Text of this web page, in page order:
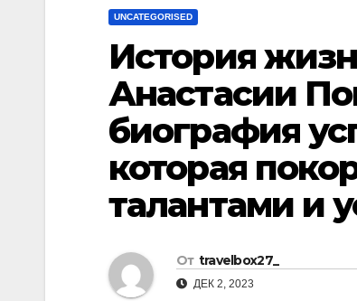
UNCATEGORISED
История
Анастасии
биография
которая
талантами и
От travelbox27_
ДЕК 2, 2023